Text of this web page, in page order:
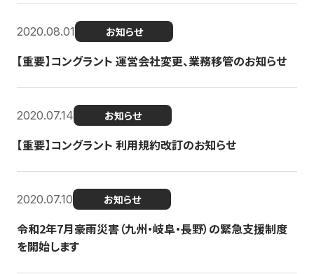
2020.08.01 お知らせ
【重要】コングラント 運営会社変更、業務移管のお知らせ
2020.07.14 お知らせ
【重要】コングラント 利用規約改訂のお知らせ
2020.07.10 お知らせ
令和2年7月豪雨災害（九州・岐阜・長野）の緊急支援制度
を開始します